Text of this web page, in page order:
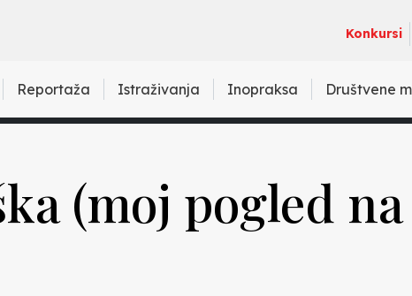
Konkursi
Reportaža Istraživanja Inopraksa Društvene
(moj pogled